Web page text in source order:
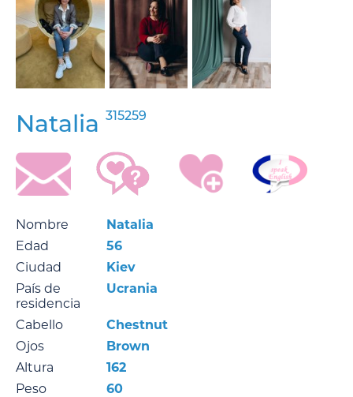
Natalia 315259
Nombre
Natalia
Edad
56
Ciudad
Kiev
País de
residencia
Ucrania
Cabello
Chestnut
Ojos
Brown
Altura
162
Peso
60